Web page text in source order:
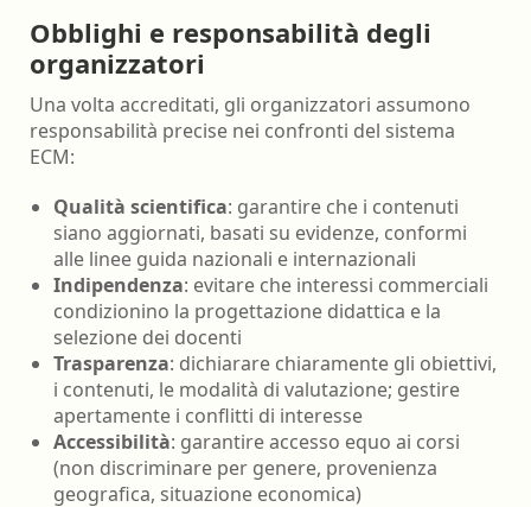
Obblighi e responsabilità degli
organizzatori
Una volta accreditati, gli organizzatori assumono
responsabilità precise nei confronti del sistema
ECM:
Qualità scientifica: garantire che i contenuti
siano aggiornati, basati su evidenze, conformi
alle linee guida nazionali e internazionali
Indipendenza: evitare che interessi commerciali
condizionino la progettazione didattica e la
selezione dei docenti
Trasparenza: dichiarare chiaramente gli obiettivi,
i contenuti, le modalità di valutazione; gestire
apertamente i conflitti di interesse
Accessibilità: garantire accesso equo ai corsi
(non discriminare per genere, provenienza
geografica, situazione economica)